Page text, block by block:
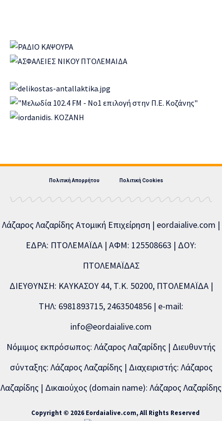
Πολιτική Απορρήτου Πολιτική Cookies
Λάζαρος Λαζαρίδης Ατομική Επιχείρηση | eordaialive.com |
ΕΔΡΑ: ΠΤΟΛΕΜΑΪΔΑ | ΑΦΜ: 125508663 | ΔΟΥ:
ΠΤΟΛΕΜΑΪΔΑΣ
ΔΙΕΥΘΥΝΣΗ: ΚΑΥΚΑΣΟΥ 44, Τ.Κ. 50200, ΠΤΟΛΕΜΑΪΔΑ |
ΤΗΛ: 6981893715, 2463504856 | e-mail:
info@eordaialive.com
Νόμιμος εκπρόσωπος: Λάζαρος Λαζαρίδης | Διευθυντής
σύνταξης: Λάζαρος Λαζαρίδης | Διαχειριστής: Λάζαρος
Λαζαρίδης | Δικαιούχος (domain name): Λάζαρος Λαζαρίδης
Copyright © 2026 Eordaialive.com, All Rights Reserved